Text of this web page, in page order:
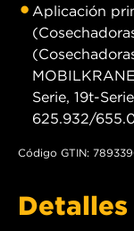
Aplicación
Serie, 19t-
625.932/
Código GTIN: